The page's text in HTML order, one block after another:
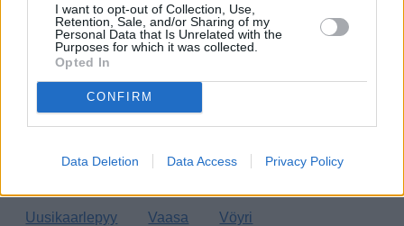
I want to opt-out of Collection, Use,
Retention, Sale, and/or Sharing of my
Personal Data that Is Unrelated with the
Purposes for which it was collected.
Opted In
CONFIRM
Data Deletion Data Access Privacy Policy
Sastamala
Tampere Urjala
Valkeakoski
Vesilahti
Virrat Ylöjärvi
Pohjanmaa
Kaskinen Korsnäs
Kristiinankaupunki
Kruunupyy
Laihia Luoto
Maalahti
Uusikaarlepyy
Vaasa Vöyri